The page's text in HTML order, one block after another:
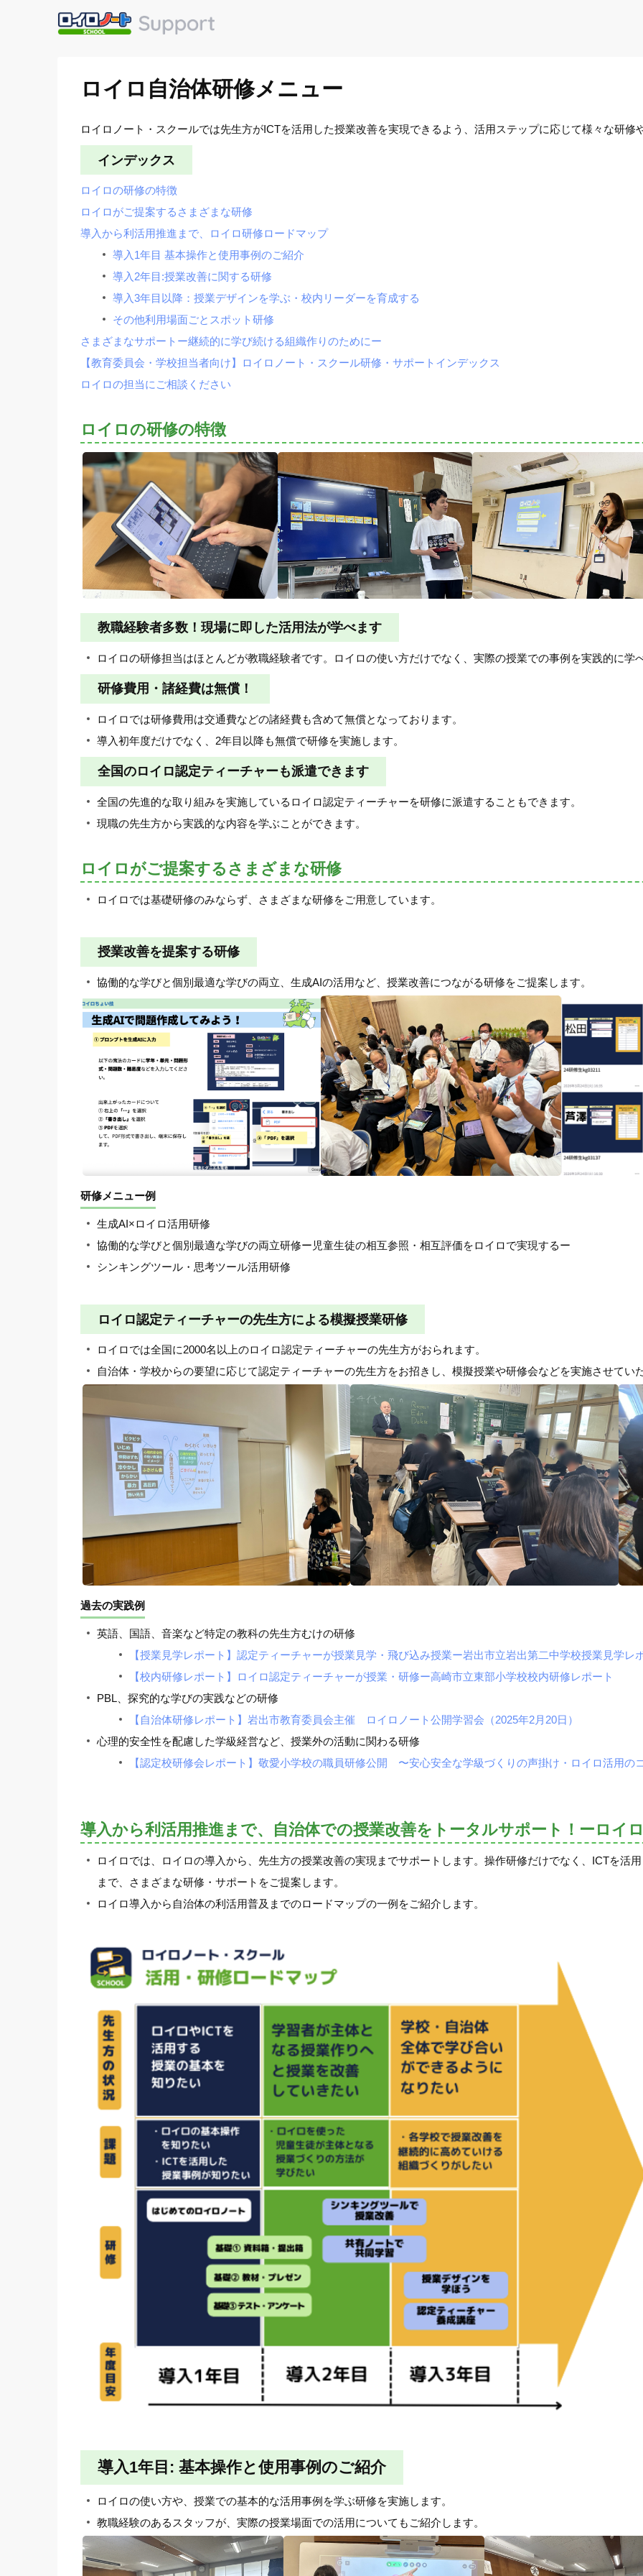
ロイロ自治体研修メニュー
ロイロノート・スクールでは先生方がICTを活用した授業改善を実現できるよう、活用ステップに応じて様々な研修
インデックス
ロイロの研修の特徴
ロイロがご提案するさまざまな研修
導入から利活用推進まで、ロイロ研修ロードマップ
導入1年目 基本操作と使用事例のご紹介
導入2年目:授業改善に関する研修
導入3年目以降：授業デザインを学ぶ・校内リーダーを育成する
その他利用場面ごとスポット研修
さまざまなサポートー継続的に学び続ける組織作りのためにー
【教育委員会・学校担当者向け】ロイロノート・スクール研修・サポートインデックス
ロイロの担当にご相談ください
ロイロの研修の特徴
教職経験者多数！現場に即した活用法が学べます
ロイロの研修担当はほとんどが教職経験者です。ロイロの使い方だけでなく、実際の授業での事例を実践的に学
研修費用・諸経費は無償！
ロイロでは研修費用は交通費などの諸経費も含めて無償となっております。
導入初年度だけでなく、2年目以降も無償で研修を実施します。
全国のロイロ認定ティーチャーも派遣できます
全国の先進的な取り組みを実施しているロイロ認定ティーチャーを研修に派遣することもできます。
現職の先生方から実践的な内容を学ぶことができます。
ロイロがご提案するさまざまな研修
ロイロでは基礎研修のみならず、さまざまな研修をご用意しています。
授業改善を提案する研修
協働的な学びと個別最適な学びの両立、生成AIの活用など、授業改善につながる研修をご提案します。
研修メニュー例
生成AI×ロイロ活用研修
協働的な学びと個別最適な学びの両立研修ー児童生徒の相互参照・相互評価をロイロで実現するー
シンキングツール・思考ツール活用研修
ロイロ認定ティーチャーの先生方による模擬授業研修
ロイロでは全国に2000名以上のロイロ認定ティーチャーの先生方がおられます。
自治体・学校からの要望に応じて認定ティーチャーの先生方をお招きし、模擬授業や研修会などを実施させてい
過去の実践例
英語、国語、音楽など特定の教科の先生方むけの研修
【授業見学レポート】認定ティーチャーが授業見学・飛び込み授業ー岩出市立岩出第二中学校授業見学レ
【校内研修レポート】ロイロ認定ティーチャーが授業・研修ー高崎市立東部小学校校内研修レポート
PBL、探究的な学びの実践などの研修
【自治体研修レポート】岩出市教育委員会主催 ロイロノート公開学習会（2025年2月20日）
心理的安全性を配慮した学級経営など、授業外の活動に関わる研修
【認定校研修会レポート】敬愛小学校の職員研修公開 〜安心安全な学級づくりの声掛け・ロイロ活用の
導入から利活用推進まで、自治体での授業改善をトータルサポート！ーロイ
ロイロでは、ロイロの導入から、先生方の授業改善の実現までサポートします。操作研修だけでなく、ICTを活
まで、さまざまな研修・サポートをご提案します。
ロイロ導入から自治体の利活用普及までのロードマップの一例をご紹介します。
導入1年目: 基本操作と使用事例のご紹介
ロイロの使い方や、授業での基本的な活用事例を学ぶ研修を実施します。
教職経験のあるスタッフが、実際の授業場面での活用についてもご紹介します。